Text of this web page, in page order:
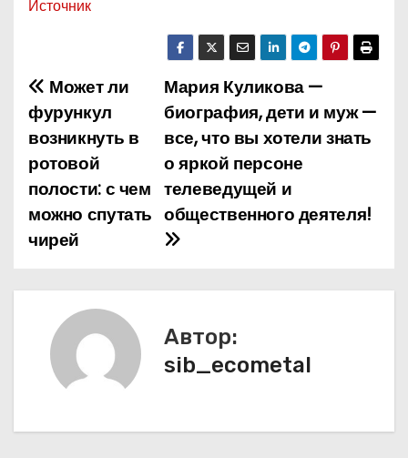
Источник
Н
а
в
и
г
а
п
Мария Куликова —
биография, дети и муж —
все, что вы хотели знать
о яркой персоне
телеведущей и
общественного деятеля!
Может ли
фурункул
возникнуть в
ротовой
полости: с чем
можно спутать
чирей
Автор:
sib_ecometal